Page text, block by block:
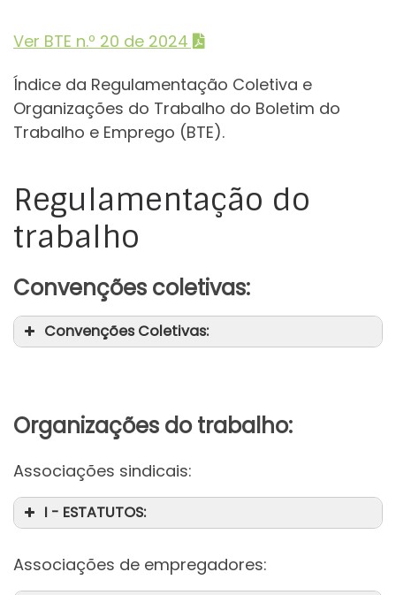
Ver BTE n.º 20 de 2024
Índice da Regulamentação Coletiva e
Organizações do Trabalho do Boletim do
Trabalho e Emprego (BTE).
Regulamentação do
trabalho
Convenções coletivas:
Convenções Coletivas:
Organizações do trabalho:
Associações sindicais:
I - ESTATUTOS:
Associações de empregadores: